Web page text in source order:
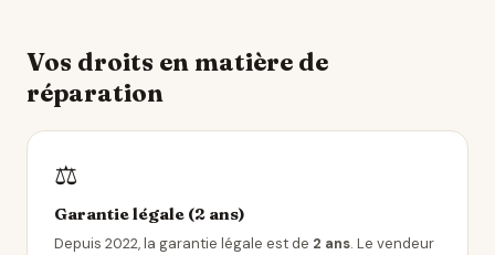
Vos droits en matière de
réparation
⚖️
Garantie légale (2 ans)
Depuis 2022, la garantie légale est de 2 ans. Le vendeur